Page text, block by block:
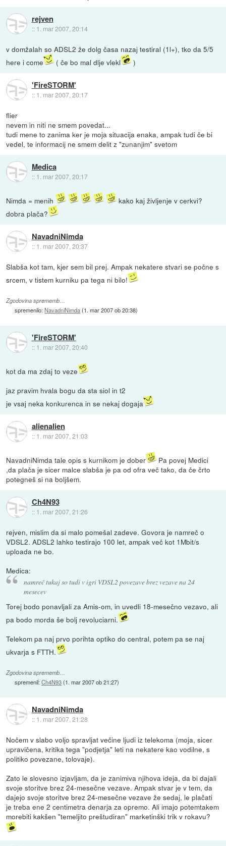
rejven
:: 1. mar 2007, 20:14
v domžalah so ADSL2 že dolg časa nazaj testiral (1l+), tko da 5/5
here i come
( če bo mal dlje vlekl )
'FireSTORM'
:: 1. mar 2007, 20:17
flier
nevem in niti ne smem povedat...
tudi mene to zanima ker je moja situacija enaka, ampak tudi če bi
vedel, te informacij ne smem delit z "zunanjim" svetom
Medica
:: 1. mar 2007, 20:17
Nimda = menih
kako kaj življenje v cerkvi?
dobra plača?
NavadniNimda
:: 1. mar 2007, 20:37
Slabša kot tam, kjer sem bil prej. Ampak nekatere stvari se počne s
srcem, v tistem kurniku pa tega ni bilo!
Zgodovina sprememb…
spremenilo:NavadniNimda(1. mar 2007 ob 20:38)
'FireSTORM'
:: 1. mar 2007, 20:40
kot da ma zdaj to veze
jaz pravim hvala bogu da sta siol in t2
je vsaj neka konkurenca in se nekaj dogaja
alienalien
:: 1. mar 2007, 21:03
NavadniNimda tale opis s kurnikom je dober
Pa povej Medici
,da plača je sicer malce slabša je pa od ofra več tako, da če črto
potegneš si na boljšem.
Ch4N93
:: 1. mar 2007, 21:26
rejven, mislim da si malo pomešal zadeve. Govora je namreč o
VDSL2. ADSL2 lahko testirajo 100 let, ampak več kot 1Mbit/s
uploada ne bo.
Medica:
namreč tukaj so tudi v igri VDSL2 povezave brez vezave na 24
mesecev
Torej bodo ponavljali za Amis-om, in uvedli 18-mesečno vezavo, ali
pa bodo morda še bolj revoluciarni.
Telekom pa naj prvo porihta optiko do central, potem pa se naj
ukvarja s FTTH.
Zgodovina sprememb…
spremenil:Ch4N93(1. mar 2007 ob 21:27)
NavadniNimda
:: 1. mar 2007, 21:28
Nočem v slabo voljo spravljat večine ljudi iz telekoma (moja, sicer
upravičena, kritika tega "podjetja" leti na nekatere kao vodilne, s
politiko povezane, tolovaje).
Zato le slovesno izjavljam, da je zanimiva njihova ideja, da bi dajali
svoje storitve brez 24-mesečne vezave. Ampak stvar je v tem, da
dajejo svoje storitve brez 24-mesečne vezave že sedaj, le plačati
je treba ene 2 centimetra denarja za opremo. Ali imajo potemtakem
morebiti kakšen "temeljito preštudiran" marketinški trik v rokavu?